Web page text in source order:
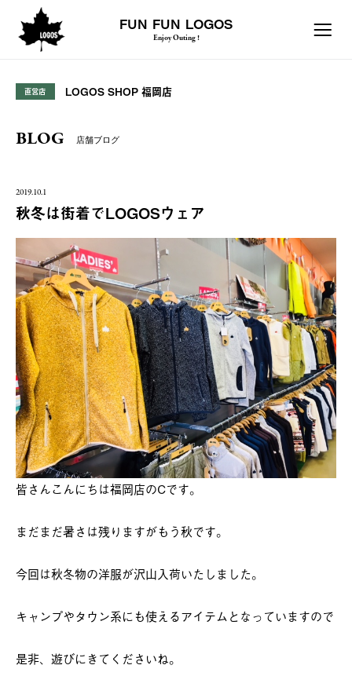
FUN FUN LOGOS
Enjoy Outing !
直営店 LOGOS SHOP 福岡店
BLOG 店舗ブログ
2019.10.1
秋冬は街着でLOGOSウェア
皆さんこんにちは福岡店のCです。
まだまだ暑さは残りますがもう秋です。
今回は秋冬物の洋服が沢山入荷いたしました。
キャンプやタウン系にも使えるアイテムとなっていますので
是非、遊びにきてくださいね。